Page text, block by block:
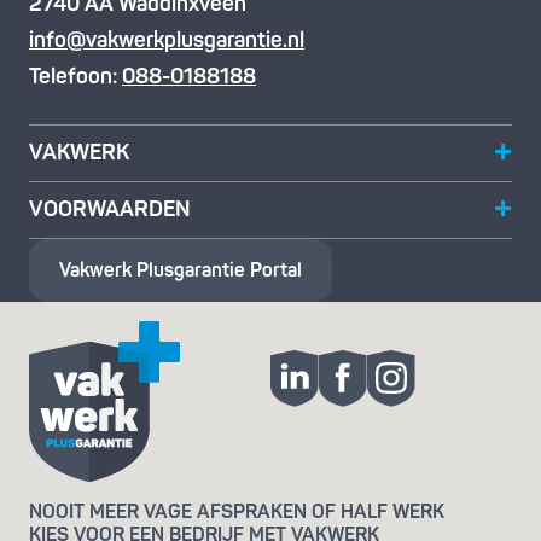
info@vakwerkplusgarantie.nl
Telefoon: 088-0188188
VAKWERK
VOORWAARDEN
Vakwerk Plusgarantie Portal
NOOIT MEER VAGE AFSPRAKEN OF HALF WERK
KIES VOOR EEN BEDRIJF MET VAKWERK